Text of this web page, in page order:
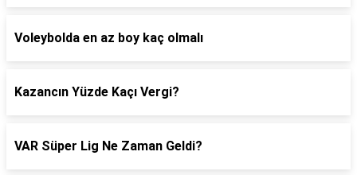
Voleybolda en az boy kaç olmalı
Kazancın Yüzde Kaçı Vergi?
VAR Süper Lig Ne Zaman Geldi?